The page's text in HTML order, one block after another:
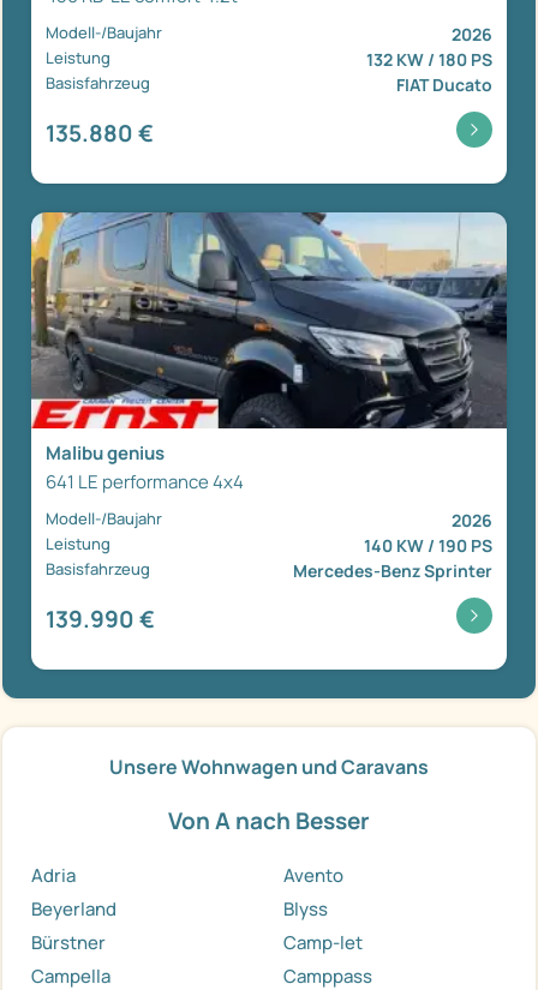
Modell-/Baujahr 2026
Leistung 132 KW / 180 PS
Basisfahrzeug FIAT Ducato
135.880 €
Malibu genius
641 LE performance 4x4
Modell-/Baujahr 2026
Leistung 140 KW / 190 PS
Basisfahrzeug Mercedes-Benz Sprinter
139.990 €
Unsere Wohnwagen und Caravans
Von A nach Besser
Adria
Avento
Beyerland
Blyss
Bürstner
Camp-let
Campella
Camppass